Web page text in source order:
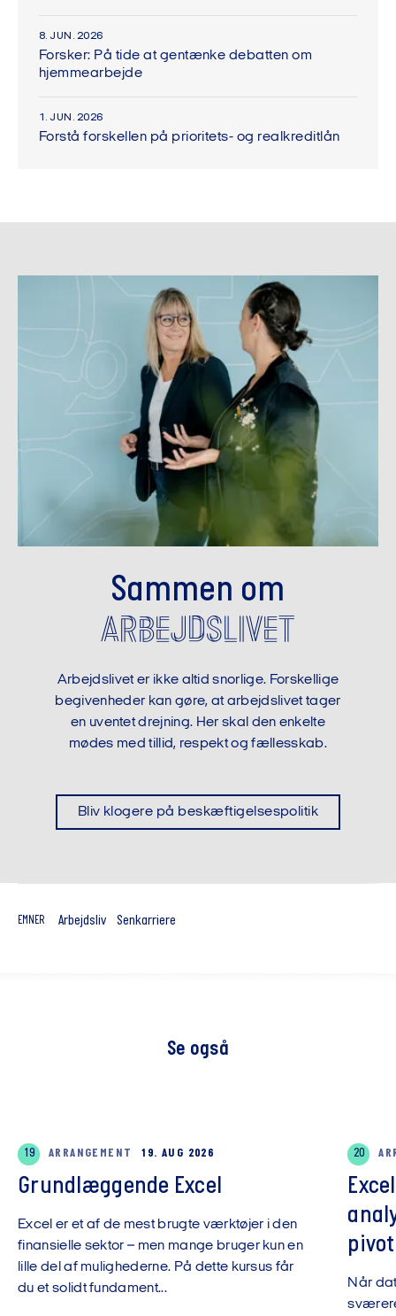
8. JUN. 2026
Forsker: På tide at gentænke debatten om
hjemmearbejde
1. JUN. 2026
Forstå forskellen på prioritets- og realkreditlån
Sammen om
arbejdslivet
Arbejdslivet er ikke altid snorlige. Forskellige
begivenheder kan gøre, at arbejdslivet tager
en uventet drejning. Her skal den enkelte
mødes med tillid, respekt og fællesskab.
Bliv klogere på beskæftigelsespolitik
EMNER Arbejdsliv Senkarriere
Se også
19 ARRANGEMENT 19. AUG 2026
Grundlæggende Excel
Excel er et af de mest brugte værktøjer i den
finansielle sektor – men mange bruger kun en
lille del af mulighederne. På dette kursus får
du et solidt fundament...
20
Når